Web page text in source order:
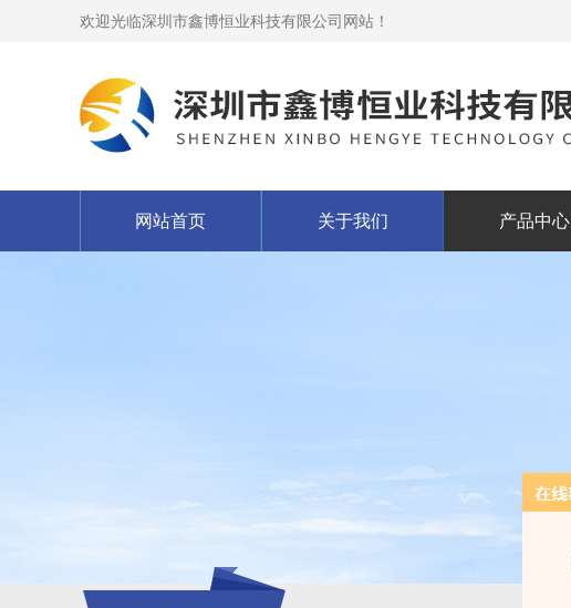
欢迎光临深圳市鑫博恒业科技有限公司网站！
网站首页 关于我们 产品中心